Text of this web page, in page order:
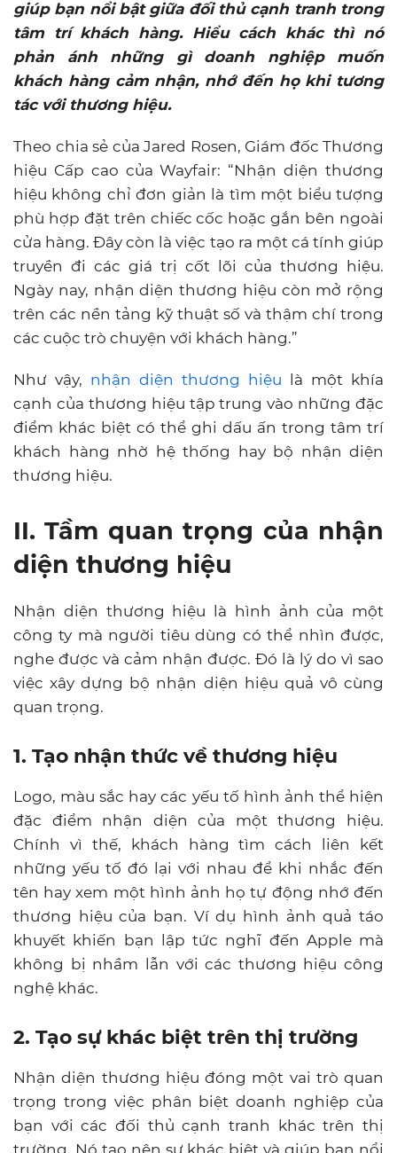
giúp bạn nổi bật giữa đối thủ cạnh tranh trong
tâm trí khách hàng. Hiểu cách khác thì nó
phản ánh những gì doanh nghiệp muốn
khách hàng cảm nhận, nhớ đến họ khi tương
tác với thương hiệu.
Theo chia sẻ của Jared Rosen, Giám đốc Thương
hiệu Cấp cao của Wayfair: “Nhận diện thương
hiệu không chỉ đơn giản là tìm một biểu tượng
phù hợp đặt trên chiếc cốc hoặc gắn bên ngoài
cửa hàng.Đây còn là việc tạo ra một cá tính giúp
truyền đi các giá trị cốt lõi của thương hiệu.
Ngày nay, nhận diện thương hiệu còn mở rộng
trên các nền tảng kỹ thuật số và thậm chí trong
các cuộc trò chuyện với khách hàng.”
Như vậy, nhận diện thương hiệu là một khía
cạnh của thương hiệu tập trung vào những đặc
điểm khác biệt có thể ghi dấu ấn trong tâm trí
khách hàng nhờ hệ thống hay bộ nhận diện
thương hiệu.
II. Tầm quan trọng của nhận
diện thương hiệu
Nhận diện thương hiệu là hình ảnh của một
công ty mà người tiêu dùng có thể nhìn được,
nghe được và cảm nhận được. Đó là lý do vì sao
việc xây dựng bộ nhận diện hiệu quả vô cùng
quan trọng.
1. Tạo nhận thức về thương hiệu
Logo, màu sắc hay các yếu tố hình ảnh thể hiện
đặc điểm nhận diện của một thương hiệu.
Chính vì thế, khách hàng tìm cách liên kết
những yếu tố đó lại với nhau để khi nhắc đến
tên hay xem một hình ảnh họ tự động nhớ đến
thương hiệu của bạn. Ví dụ hình ảnh quả táo
khuyết khiến bạn lập tức nghĩ đến Apple mà
không bị nhầm lẫn với các thương hiệu công
nghệ khác.
2. Tạo sự khác biệt trên thị trường
Nhận diện thương hiệu đóng một vai trò quan
trọng trong việc phân biệt doanh nghiệp của
bạn với các đối thủ cạnh tranh khác trên thị
trường. Nó tạo nên sự khác biệt và giúp bạn nổi